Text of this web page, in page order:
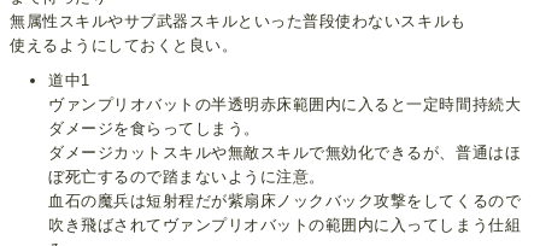
無属性スキルやサブ武器スキルといった普段使わないスキルも
使えるようにしておくと良い。
道中1
ヴァンプリオバットの半透明赤床範囲内に入ると一定時間持続大
ダメージを食らってしまう。
ダメージカットスキルや無敵スキルで無効化できるが、普通はほ
ぼ死亡するので踏まないように注意。
血石の魔兵は短射程だが紫扇床ノックバック攻撃をしてくるので
吹き飛ばされてヴァンプリオバットの範囲内に入ってしまう仕組